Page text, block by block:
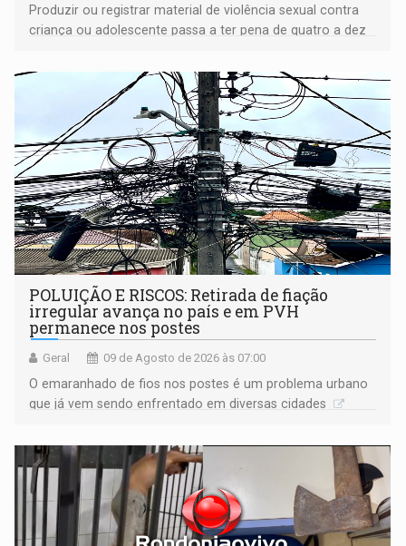
Produzir ou registrar material de violência sexual contra
criança ou adolescente passa a ter pena de quatro a dez
POLUIÇÃO E RISCOS: Retirada de fiação
irregular avança no país e em PVH
permanece nos postes
Geral 09 de Agosto de 2026 às 07:00
O emaranhado de fios nos postes é um problema urbano
que já vem sendo enfrentado em diversas cidades